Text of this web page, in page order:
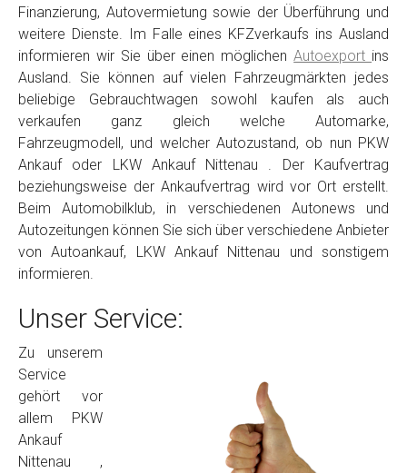
Finanzierung, Autovermietung sowie der Überführung und
weitere Dienste. Im Falle eines KFZverkaufs ins Ausland
informieren wir Sie über einen möglichenAutoexport ins
Ausland. Sie können auf vielen Fahrzeugmärkten jedes
beliebige Gebrauchtwagen sowohl kaufen als auch
verkaufen ganz gleich welche Automarke,
Fahrzeugmodell, und welcher Autozustand, ob nun PKW
Ankauf oder LKW Ankauf Nittenau . Der Kaufvertrag
beziehungsweise der Ankaufvertrag wird vor Ort erstellt.
Beim Automobilklub, in verschiedenen Autonews und
Autozeitungen können Sie sich über verschiedene Anbieter
von Autoankauf, LKW Ankauf Nittenau und sonstigem
informieren.
Unser Service:
Zu unserem
Service
gehört vor
allem PKW
Ankauf
Nittenau ,